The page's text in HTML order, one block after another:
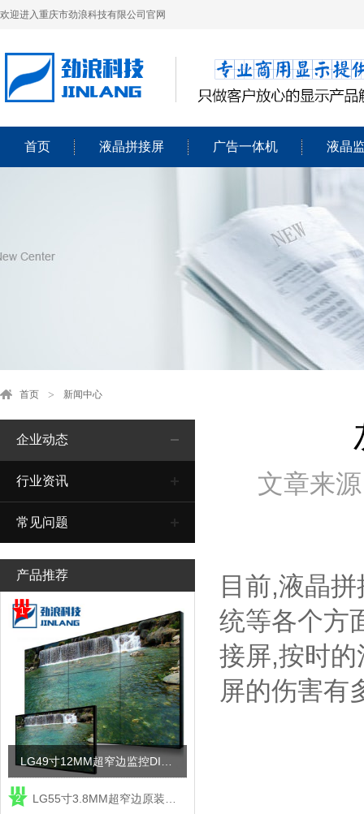
欢迎进入重庆市劲浪科技有限公司官网
首页 液晶拼接屏 广告一体机 液晶
首页 新闻中心
企业动态
行业资讯
常见问题
产品推荐
1
2
文章来
目前,液晶
统等各个方
接屏,按时
屏的伤害有